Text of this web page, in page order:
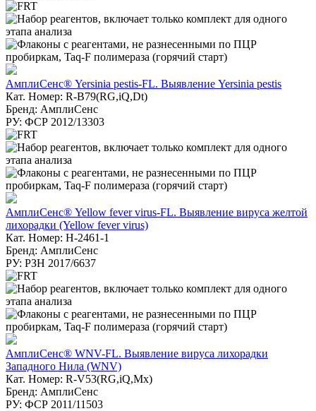
АмплиСенс® Yersinia pestis-FL. Выявление Yersinia pestis
Кат. Номер: R-B79(RG,iQ,Dt)
Бренд: АмплиСенс
РУ: ФСР 2012/13303
АмплиСенс® Yellow fever virus-FL. Выявление вируса желтой
лихорадки (Yellow fever virus)
Кат. Номер: H-2461-1
Бренд: АмплиСенс
РУ: РЗН 2017/6637
АмплиСенс® WNV-FL. Выявление вируса лихорадки
Западного Нила (WNV)
Кат. Номер: R-V53(RG,iQ,Mx)
Бренд: АмплиСенс
РУ: ФСР 2011/11503